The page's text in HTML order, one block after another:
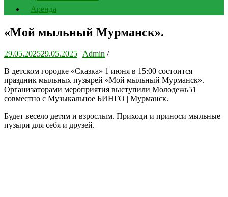
Аренда
«Мой мыльный Мурманск».
29.05.202529.05.2025 | Admin /
В детском городке «Сказка» 1 июня в 15:00 состоится
праздник мыльных пузырей «Мой мыльный Мурманск».
Организаторами мероприятия выступили Молодежь51
совместно с Музыкальное БИНГО | Мурманск.
Будет весело детям и взрослым. Приходи и приноси мыльные
пузыри для себя и друзей.